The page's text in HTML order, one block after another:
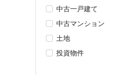
中古一戸建て
中古マンション
土地
投資物件